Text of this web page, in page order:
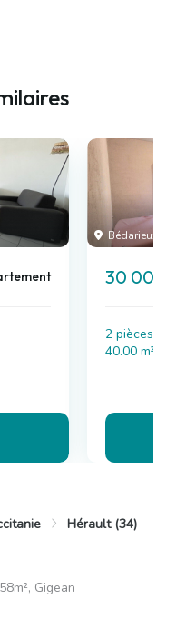
Bédarieux
30 000
2 pièces , 1
40.00 m²
Hérault (34)
Gigean